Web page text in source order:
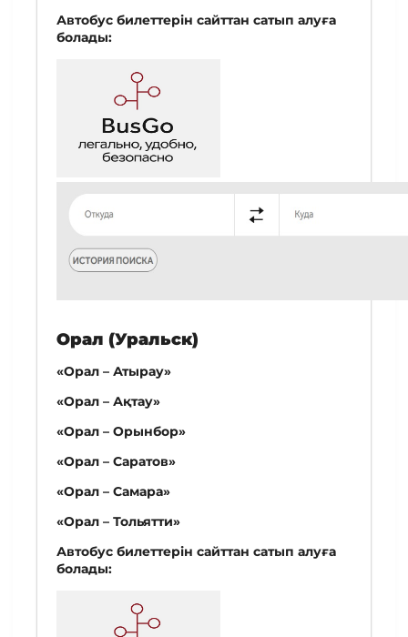
Автобус билеттерін сайттан сатып алуға
болады:
Орал (Уральск)
«Орал – Атырау»
«Орал – Ақтау»
«Орал – Орынбор»
«Орал – Саратов»
«Орал – Самара»
«Орал – Тольятти»
Автобус билеттерін сайттан сатып алуға
болады: